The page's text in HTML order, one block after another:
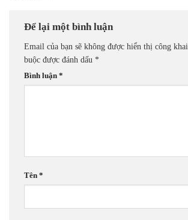
Để lại một bình luận
Email của bạn sẽ không được hiển thị công khai.
buộc được đánh dấu *
Bình luận *
Tên *